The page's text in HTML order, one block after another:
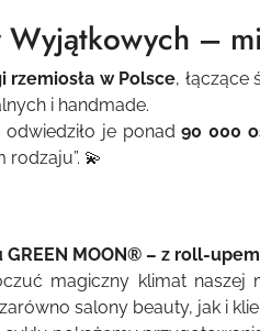
Wyjątkowych –
rzemiosła w Polsce, łączące
i handmade.
je ponad90 000
💫
GREEN MOON® – z roll-
magiczny klimat
salony beauty, jak i